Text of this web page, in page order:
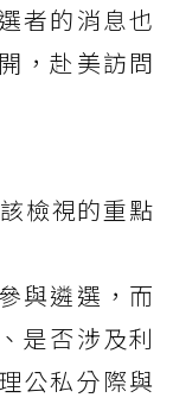
者的消息也
，赴美訪問
檢視的重點
與遴選，而
是否涉及利
公私分際與